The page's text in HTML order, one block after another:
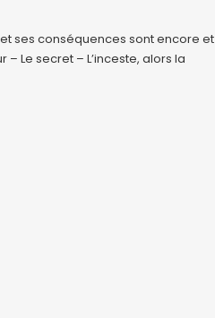
ses conséquences sont encore et
Le secret – L’inceste, alors la